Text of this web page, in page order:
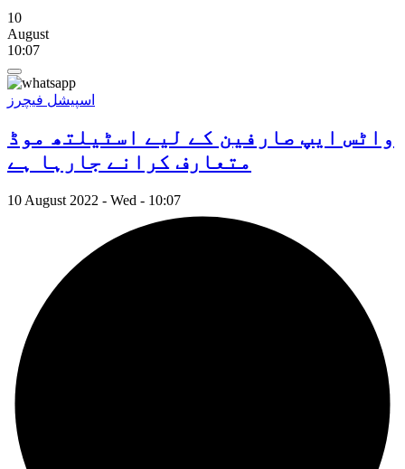
10
August
10:07
اسپیشل فیچرز
واٹس ایپ صارفین کے لیے اسٹیلتھ موڈ
متعارف کرانے جارہا ہے
10 August 2022 - Wed - 10:07